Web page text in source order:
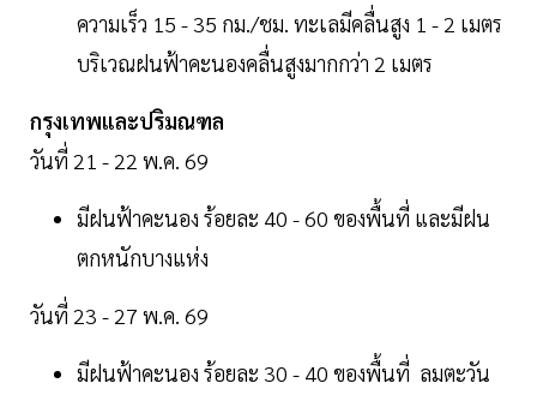
ความเร็ว 15 - 35 กม./ชม. ทะเลมีคลื่นสูง 1 - 2 เมตร
บริเวณฝนฟ้าคะนองคลื่นสูงมากกว่า 2 เมตร
กรุงเทพและปริมณฑล
วันที่ 21 - 22 พ.ค. 69
มีฝนฟ้าคะนอง ร้อยละ 40 - 60 ของพื้นที่ และมีฝน
ตกหนักบางแห่ง
วันที่ 23 - 27 พ.ค. 69
มีฝนฟ้าคะนอง ร้อยละ 30 - 40 ของพื้นที่ ลมตะวัน